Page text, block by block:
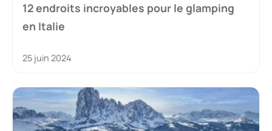
12 endroits incroyables pour le glamping
en Italie
25 juin 2024